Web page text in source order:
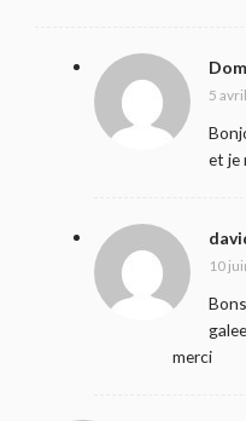
5
et je
10
merci